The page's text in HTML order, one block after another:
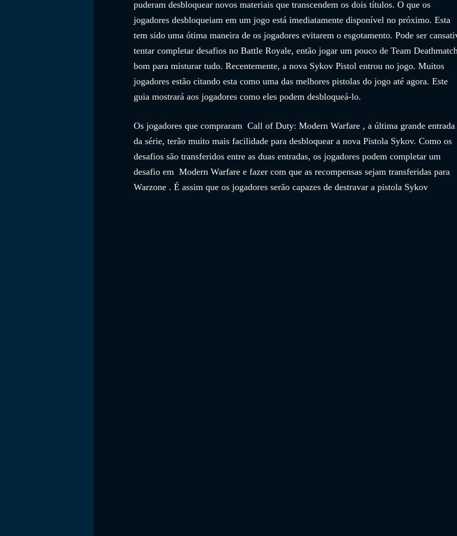
puderam desbloquear novos materiais que transcendem os dois títulos. O que os
jogadores desbloqueiam em um jogo está imediatamente disponível no próximo. Esta
tem sido uma ótima maneira de os jogadores evitarem o esgotamento. Pode ser
tentar completar desafios no Battle Royale, então jogar um pouco de Team
bom para misturar tudo. Recentemente, a nova Sykov Pistol entrou no jogo. Muitos
jogadores estão citando esta como uma das melhores pistolas do jogo até agora. Este
guia mostrará aos jogadores como eles podem desbloqueá-lo.
Os jogadores que compraram  Call of Duty: Modern Warfare , a última grande entrada
da série, terão muito mais facilidade para desbloquear a nova Pistola Sykov. Como os
desafios são transferidos entre as duas entradas, os jogadores podem completar um
desafio em  Modern Warfare e fazer com que as recompensas sejam transferidas para
Warzone . É assim que os jogadores serão capazes de destravar a pistola Sykov